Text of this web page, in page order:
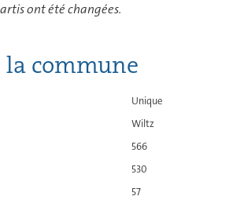
ont été changées.
la commune
Unique
Wiltz
566
530
57